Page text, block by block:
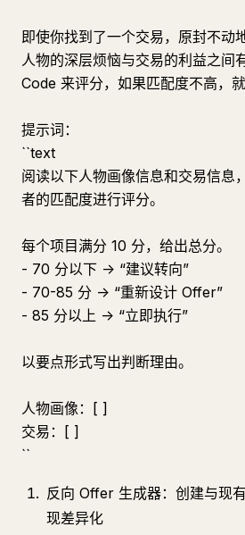
即使你找到了一个交易，原封不动
人物的深层烦恼与交易的利益之间
Code 来评分，如果匹配度不高，
提示词：
``text
阅读以下人物画像信息和交易信息
者的匹配度进行评分。
每个项目满分 10 分，给出总分。
- 70 分以下 -> “建议转向”
- 70-85 分 -> “重新设计 Offer”
- 85 分以上 -> “立即执行”
以要点形式写出判断理由。
人物画像：[ ]
交易：[ ]
``
反向 Offer 生成器：创建与现
现差异化